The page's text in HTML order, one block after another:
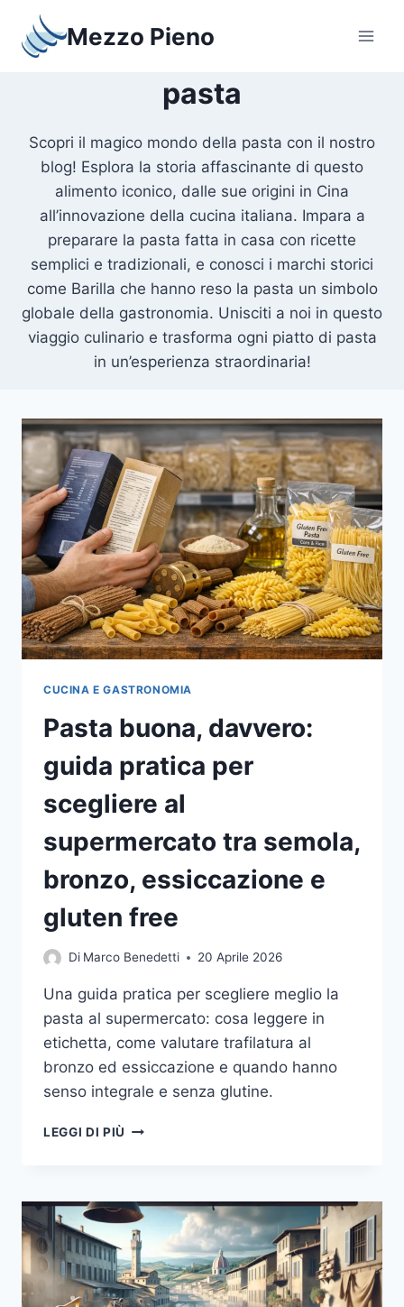
contenuto
Mezzo Pieno
pasta
Scopri il magico mondo della pasta con il nostro
blog! Esplora la storia affascinante di questo
alimento iconico, dalle sue origini in Cina
all’innovazione della cucina italiana. Impara a
preparare la pasta fatta in casa con ricette
semplici e tradizionali, e conosci i marchi storici
come Barilla che hanno reso la pasta un simbolo
globale della gastronomia. Unisciti a noi in questo
viaggio culinario e trasforma ogni piatto di pasta
in un’esperienza straordinaria!
CUCINA E GASTRONOMIA
Pasta buona, davvero:
guida pratica per
scegliere al
supermercato tra semola,
bronzo, essiccazione e
gluten free
Di Marco Benedetti 20 Aprile 2026
Una guida pratica per scegliere meglio la
pasta al supermercato: cosa leggere in
etichetta, come valutare trafilatura al
bronzo ed essiccazione e quando hanno
senso integrale e senza glutine.
LEGGI DI PIÙ PASTA
PRATICA
PER
SCEGLIERE
AL
SUPERMERCATO
TRA